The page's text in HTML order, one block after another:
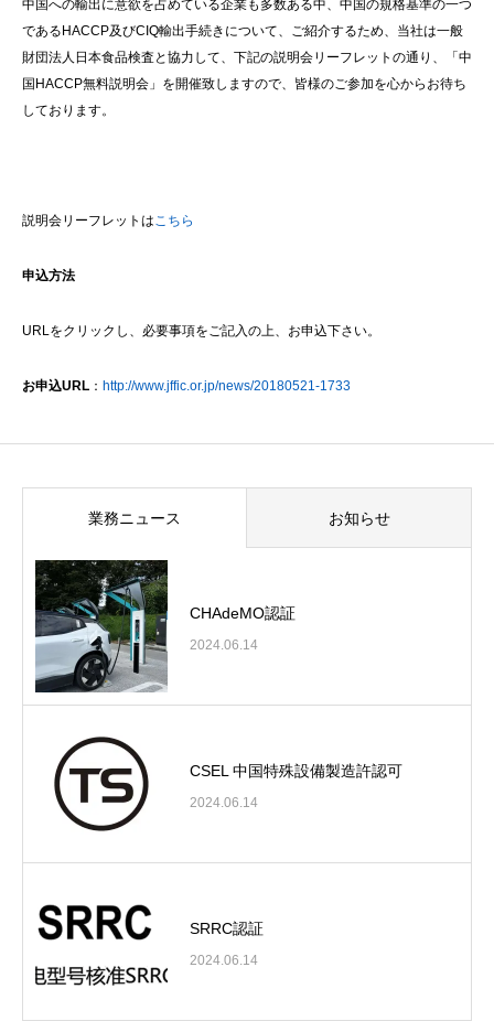
中国への輸出に意欲を占めている企業も多数ある中、中国の規格基準の一つ
であるHACCP及びCIQ輸出手続きについて、ご紹介するため、当社は一般
財団法人日本食品検査と協力して、下記の説明会リーフレットの通り、「中
国HACCP無料説明会」を開催致しますので、皆様のご参加を心からお待ち
しております。
説明会リーフレットはこちら
申込方法
URLをクリックし、必要事項をご記入の上、お申込下さい。
お申込URL ： http://www.jffic.or.jp/news/20180521-1733
業務ニュース お知らせ
CHAdeMO認証
2024.06.14
CSEL 中国特殊設備製造許認可
2024.06.14
SRRC認証
2024.06.14